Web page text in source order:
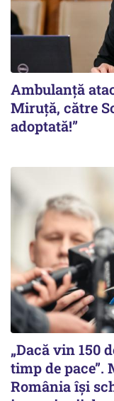
Ambulanță
Miruţă, către
adoptată!”
„Dacă vin 150
timp de
România își